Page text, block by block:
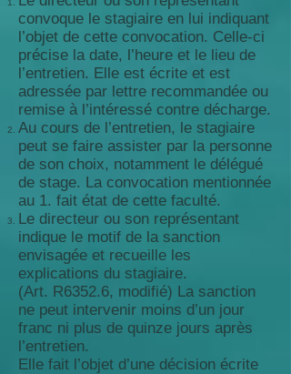
convoque le stagiaire en lui indiquant
l’objet de cette convocation. Celle-ci
précise la date, l’heure et le lieu de
l’entretien. Elle est écrite et est
adressée par lettre recommandée ou
remise à l’intéressé contre décharge.
Au cours de l’entretien, le stagiaire
peut se faire assister par la personne
de son choix, notamment le délégué
de stage. La convocation mentionnée
au 1. fait état de cette faculté.
Le directeur ou son représentant
indique le motif de la sanction
envisagée et recueille les
explications du stagiaire.
(Art. R6352.6, modifié) La sanction
ne peut intervenir moins d’un jour
franc ni plus de quinze jours après
l’entretien.
Elle fait l’objet d’une décision écrite